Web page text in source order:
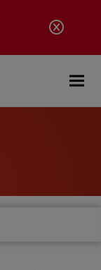
Open